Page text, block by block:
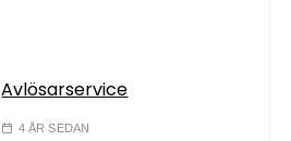
Avlösarservice
4 ÅR SEDAN